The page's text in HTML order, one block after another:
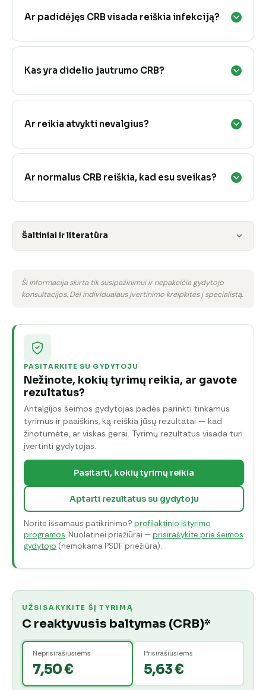
Ar padidėjęs CRB visada reiškia infekciją?
Kas yra didelio jautrumo CRB?
Ar reikia atvykti nevalgius?
Ar normalus CRB reiškia, kad esu sveikas?
Šaltiniai ir literatūra
Ši informacija skirta tik susipažinimui ir nepakeičia gydytojo
konsultacijos. Dėl individualaus įvertinimo kreipkitės į specialistą.
PASITARKITE SU GYDYTOJU
Nežinote, kokių tyrimų reikia, ar gavote
rezultatus?
Antalgijos šeimos gydytojas padės parinkti tinkamus
tyrimus ir paaiškins, ką reiškia jūsų rezultatai — kad
žinotumėte, ar viskas gerai. Tyrimų rezultatus visada turi
įvertinti gydytojas.
Pasitarti, kokių tyrimų reikia
Aptarti rezultatus su gydytoju
Norite išsamaus patikrinimo? profilaktinio ištyrimo
programos. Nuolatinei priežiūrai —prisirašykite prie šeimos
gydytojo (nemokama PSDF priežiūra).
UŽSISAKYKITE ŠĮ TYRIMĄ
C reaktyvusis baltymas (CRB)*
Neprisirašiusiems
7,50 €
Prisirašiusiems
5,63 €